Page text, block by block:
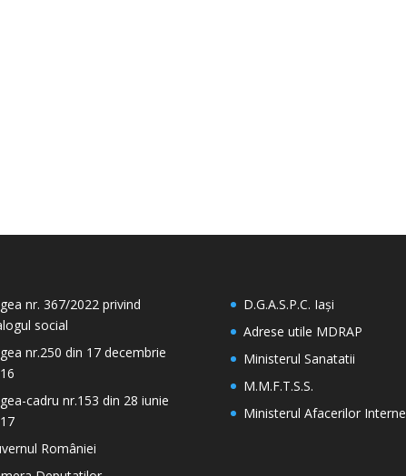
nr. 367/2022 privind
social
nr.250 din 17 decembrie
cadru nr.153 din 28 iunie
României
D.G.A.S.P.C. Iași
Adrese utile MDRAP
Ministerul Sanatatii
M.M.F.T.S.S.
Ministerul Afacerilor Interne